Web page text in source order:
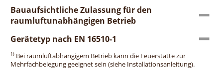
Bauaufsichtliche Zulassung für den
raumluftunabhängigen Betrieb
Gerätetyp nach EN 16510-1
1) Bei raumluftabhängigem Betrieb kann die Feuerstätte zur
Mehrfachbelegung geeignet sein (siehe Installationsanleitung).